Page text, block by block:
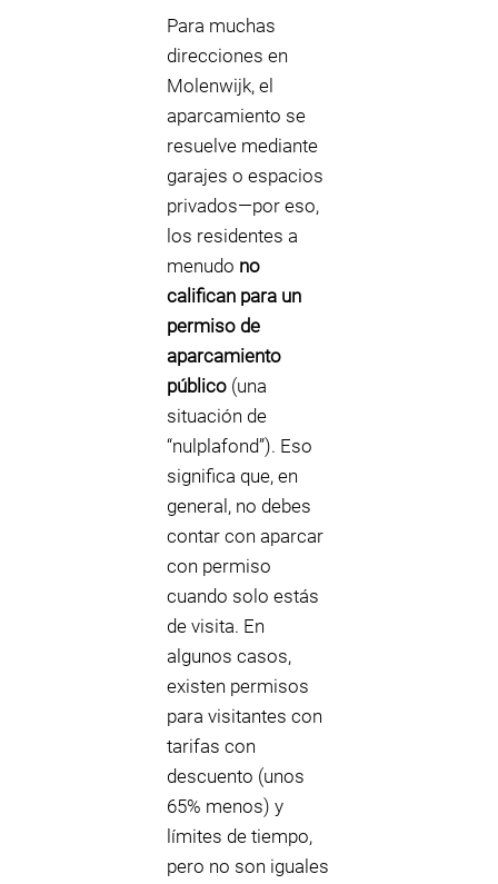
Para muchas
direcciones en
Molenwijk, el
aparcamiento se
resuelve mediante
garajes o espacios
privados—por eso,
los residentes a
menudo no
califican para un
permiso de
aparcamiento
público (una
situación de
“nulplafond”). Eso
significa que, en
general, no debes
contar con aparcar
con permiso
cuando solo estás
de visita. En
algunos casos,
existen permisos
para visitantes con
tarifas con
descuento (unos
65% menos) y
límites de tiempo,
pero no son iguales